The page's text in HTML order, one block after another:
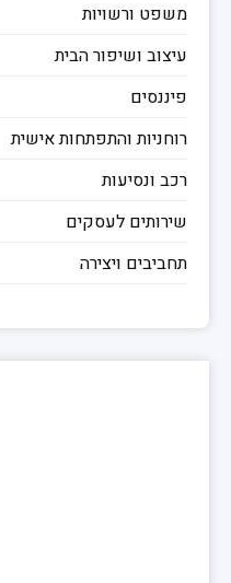
משפט ורשויות
עיצוב ושיפור הבית
פיננסים
רוחניות והתפתחות אישית
רכב ונסיעות
שירותים לעסקים
תחביבים ויצירה